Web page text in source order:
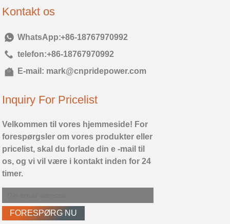
Kontakt os
Tlf:+86-18767970992
telefon:+86-18767970992
E-mail: mark@cnpridepower.com
Inquiry For Pricelist
Velkommen til vores hjemmeside! For
forespørgsler om vores produkter eller
pricelist, skal du forlade din e -mail til
os, og vi vil være i kontakt inden for 24
timer.